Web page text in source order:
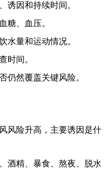
诱因和持续时间。
糖、血压。
水量和运动情况。
时间。
仍然覆盖关键风险。
风险升高，主要诱因是什
酒精、暴食、熬夜、脱水